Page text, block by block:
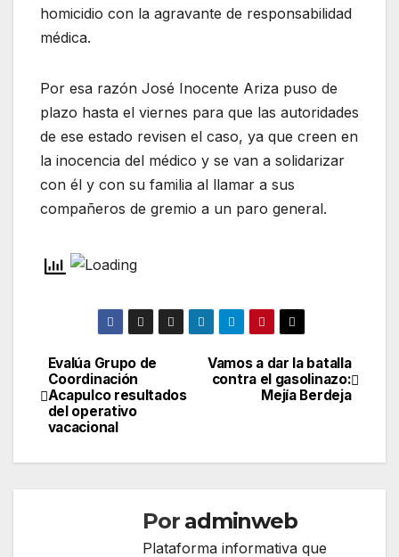
homicidio con la agravante de responsabilidad
médica.
Por esa razón José Inocente Ariza puso de
plazo hasta el viernes para que las autoridades
de ese estado revisen el caso, ya que creen en
la inocencia del médico y se van a solidarizar
con él y con su familia al llamar a sus
compañeros de gremio a un paro general.
Navegación
de
Vamos a dar la batalla
contra el gasolinazo:
Mejía Berdeja
Evalúa Grupo de
Coordinación
Acapulco resultados
del operativo
vacacional
Por adminweb
Plataforma informativa que